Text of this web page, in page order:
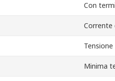
Con
Corrente
Minima